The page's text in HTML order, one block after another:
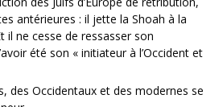
antérieures : il jette la Shoah à la
il ne cesse de ressasser son
été son « initiateur à l’Occident et
des Occidentaux et des modernes se